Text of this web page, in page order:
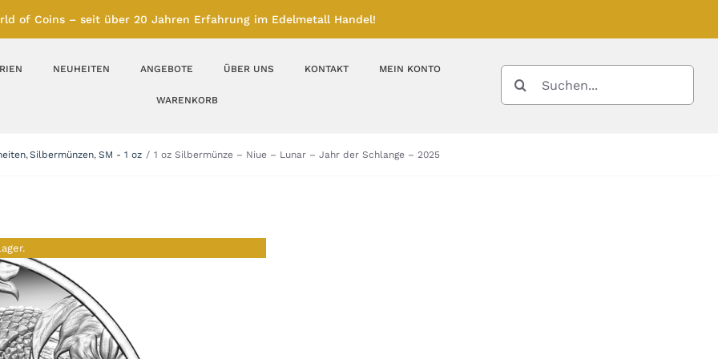
of Coins – seit über 20 Jahren Erfahrung im Edelmetall Handel!
Feinunze – Größen
100 bis 1000 g
Münzbarren
Feinunze – Größen Feinunze – Größen
Platin
NEUHEITEN ANGEBOTE ÜBER UNS KONTAKT MEIN KONTO
WARENKORB
SUCHE
NACH:
Silbermünzen SM - 1 oz 1 oz Silbermünze – Niue – Lunar – Jahr der Schlange – 2025